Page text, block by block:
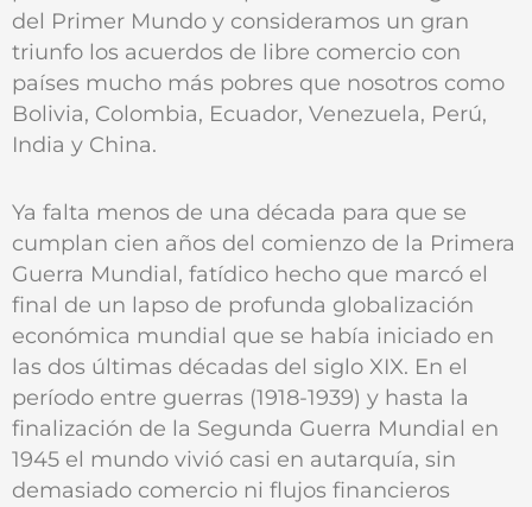
del Primer Mundo y consideramos un gran
triunfo los acuerdos de libre comercio con
países mucho más pobres que nosotros como
Bolivia, Colombia, Ecuador, Venezuela, Perú,
India y China.
Ya falta menos de una década para que se
cumplan cien años del comienzo de la Primera
Guerra Mundial, fatídico hecho que marcó el
final de un lapso de profunda globalización
económica mundial que se había iniciado en
las dos últimas décadas del siglo XIX. En el
período entre guerras (1918-1939) y hasta la
finalización de la Segunda Guerra Mundial en
1945 el mundo vivió casi en autarquía, sin
demasiado comercio ni flujos financieros